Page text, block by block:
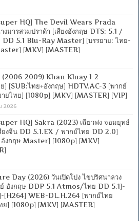
HQ] The Devil Wears Prada
งมารสวมปราด้า [เสียงอังกฤษ DTS: 5.1 /
DD 5.1 Blu-Ray Master] [บรรยาย: ไทย-
[MKV] [MASTER]
(2006-2009) Khan Kluay 1-2
] [SUB:ไทย+อังกฤษ] HDTV.AC-3 [พากย์
ายไทย] [1080p] [MKV] [MASTER] [VIP]
2026
HQ] Sakra (2023) เฉียวฟง จอมยุทธ์
ยงจีน DD 5.1.EX / พากย์ไทย DD 2.0]
อังกฤษ Master] [1080p] [MKV]
Day (2026) วันเปิดโปง ไขปริศนาลวง
อังกฤษ DDP 5.1 Atmos/ไทย DD 5.1]-
[H264] WEB-DL.H.264 [พากย์ไทย
ย] [1080p] [MKV] [MASTER]